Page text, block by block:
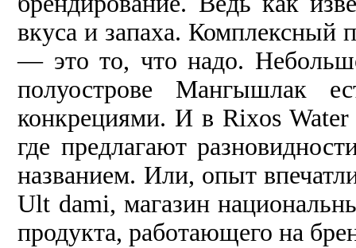
вкуса и запаха.
— это то, что надо.
полуострове Мангышлак
конкрециями. И в Rixos
где предлагают
названием. Или, опыт
Ult dami, магазин
продукта, работающего на